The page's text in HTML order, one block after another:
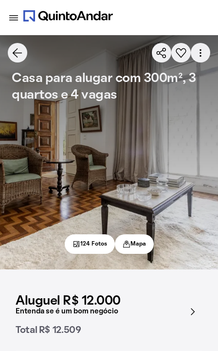
Aluguel R$ 12.000
Entenda se é um bom negócio
Total R$ 12.509
Casa para alugar com 300m², 3
quartos e 4 vagas
124 Fotos Mapa